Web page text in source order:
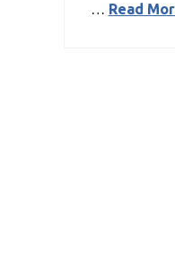
… Read